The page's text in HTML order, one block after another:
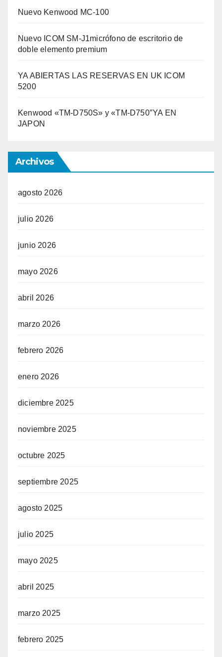
Nuevo Kenwood MC-100
Nuevo ICOM SM-J1micrófono de escritorio de
doble elemento premium
YA ABIERTAS LAS RESERVAS EN UK ICOM
5200
Kenwood «TM-D750S» y «TM-D750″YA EN
JAPON
Archivos
agosto 2026
julio 2026
junio 2026
mayo 2026
abril 2026
marzo 2026
febrero 2026
enero 2026
diciembre 2025
noviembre 2025
octubre 2025
septiembre 2025
agosto 2025
julio 2025
mayo 2025
abril 2025
marzo 2025
febrero 2025